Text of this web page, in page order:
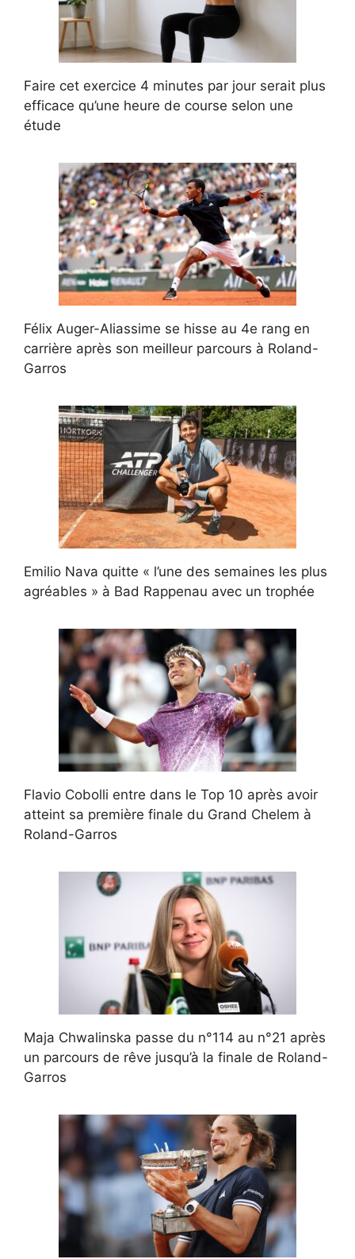
Faire cet exercice 4 minutes par jour serait plus
efficace qu’une heure de course selon une
étude
Félix Auger-Aliassime se hisse au 4e rang en
carrière après son meilleur parcours à Roland-
Garros
Emilio Nava quitte « l’une des semaines les plus
agréables » à Bad Rappenau avec un trophée
Flavio Cobolli entre dans le Top 10 après avoir
atteint sa première finale du Grand Chelem à
Roland-Garros
Maja Chwalinska passe du n°114 au n°21 après
un parcours de rêve jusqu’à la finale de Roland-
Garros